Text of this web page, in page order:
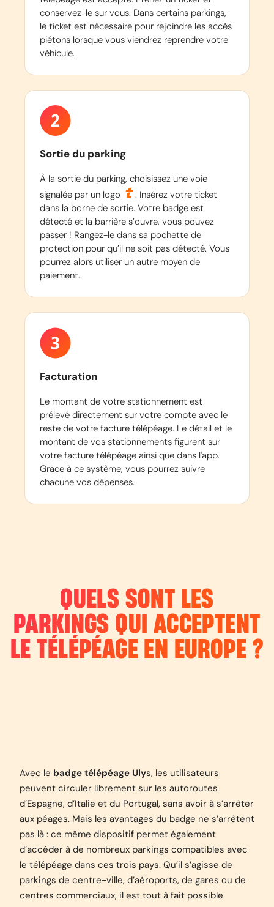
conservez-le sur vous. Dans certains parkings,
le ticket est nécessaire pour rejoindre les accès
piétons lorsque vous viendrez reprendre votre
véhicule.
Sortie du parking
À la sortie du parking, choisissez une voie
signalée par un logo
. Insérez votre ticket
dans la borne de sortie. Votre badge est
détecté et la barrière s’ouvre, vous pouvez
passer ! Rangez-le dans sa pochette de
protection pour qu’il ne soit pas détecté. Vous
pourrez alors utiliser un autre moyen de
paiement.
Facturation
Le montant de votre stationnement est
prélevé directement sur votre compte avec le
reste de votre facture télépéage. Le détail et le
montant de vos stationnements figurent sur
votre facture télépéage ainsi que dans l'app.
Grâce à ce système, vous pourrez suivre
chacune vos dépenses.
QUELS SONT LES
PARKINGS QUI ACCEPTENT
LE TÉLÉPÉAGE EN EUROPE ?
Avec le badge télépéage Ulys, les utilisateurs
peuvent circuler librement sur les autoroutes
d’Espagne, d’Italie et du Portugal, sans avoir à s’arrêter
aux péages. Mais les avantages du badge ne s’arrêtent
pas là : ce même dispositif permet également
d’accéder à de nombreux parkings compatibles avec
le télépéage dans ces trois pays. Qu’il s’agisse de
parkings de centre-ville, d’aéroports, de gares ou de
centres commerciaux, il est tout à fait possible